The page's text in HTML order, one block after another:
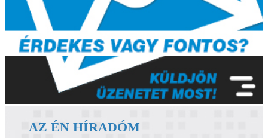
AZ ÉN HÍRADÓM